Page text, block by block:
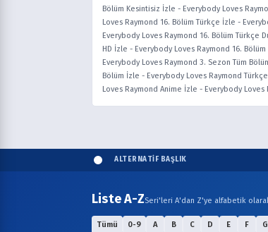
Bölüm Kesintisiz İzle - Everybody Loves
Loves Raymond 16. Bölüm Türkçe İzle -
Everybody Loves Raymond 16. Bölüm Türkçe
HD İzle - Everybody Loves Raymond 16.
Everybody Loves Raymond 3. Sezon Tüm
Bölüm İzle - Everybody Loves Raymond
Loves Raymond Anime İzle - Everybody Loves
ALTERNATİF BAŞLIK
Liste A-ZSeri'leri A'dan Z'ye alfabetik
Tümü 0-9 A B C D E F G